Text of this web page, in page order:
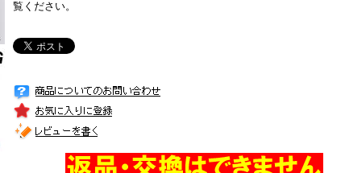
覧ください。